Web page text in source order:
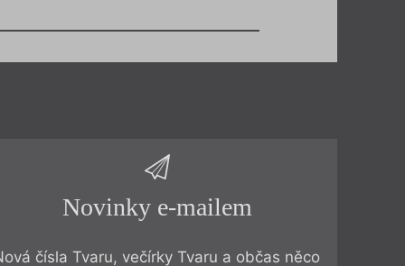
Novinky e-mailem
čísla Tvaru, večírky Tvaru a občas něco